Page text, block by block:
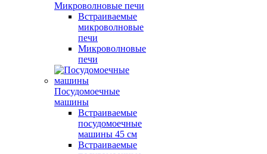
Микроволновые печи
Встраиваемые
микроволновые
печи
Микроволновые
печи
Посудомоечные
машины
Встраиваемые
посудомоечные
машины 45 см
Встраиваемые